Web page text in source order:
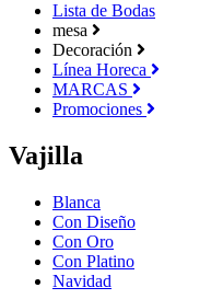
Lista de Bodas
mesa
Decoración
Línea Horeca
MARCAS
Promociones
Vajilla
Blanca
Con Diseño
Con Oro
Con Platino
Navidad